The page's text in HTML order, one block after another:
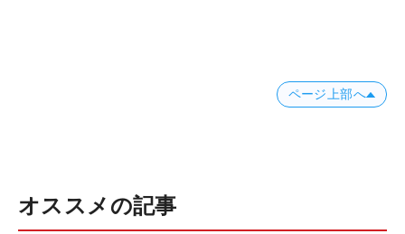
ページ上部へ
オススメの記事